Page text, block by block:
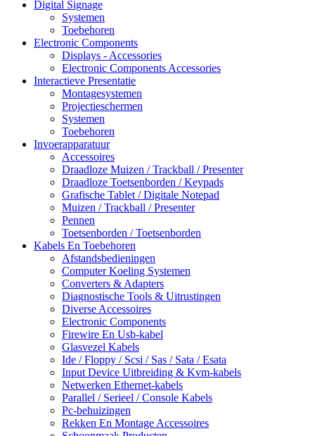
Digital Signage
Systemen
Toebehoren
Electronic Components
Displays - Accessories
Electronic Components Accessories
Interactieve Presentatie
Montagesystemen
Projectieschermen
Systemen
Toebehoren
Invoerapparatuur
Accessoires
Draadloze Muizen / Trackball / Presenter
Draadloze Toetsenborden / Keypads
Grafische Tablet / Digitale Notepad
Muizen / Trackball / Presenter
Pennen
Toetsenborden / Toetsenborden
Kabels En Toebehoren
Afstandsbedieningen
Computer Koeling Systemen
Converters & Adapters
Diagnostische Tools & Uitrustingen
Diverse Accessoires
Electronic Components
Firewire En Usb-kabel
Glasvezel Kabels
Ide / Floppy / Scsi / Sas / Sata / Esata
Input Device Uitbreiding & Kvm-kabels
Netwerken Ethernet-kabels
Parallel / Serieel / Console Kabels
Pc-behuizingen
Rekken En Montage Accessoires